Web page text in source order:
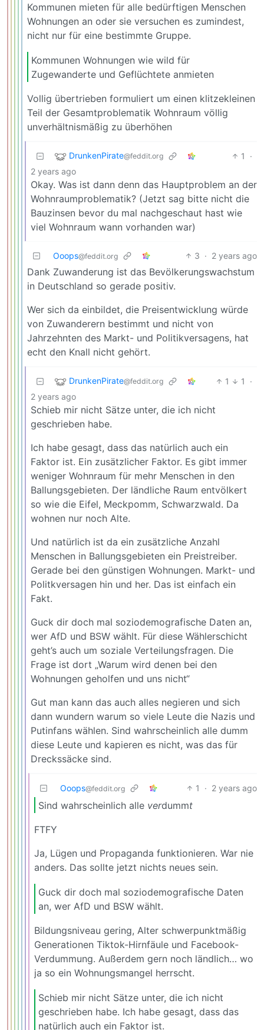
Kommunen mieten für alle bedürftigen Menschen
Wohnungen an oder sie versuchen es zumindest,
nicht nur für eine bestimmte Gruppe.
Kommunen Wohnungen wie wild für
Zugewanderte und Geflüchtete anmieten
Vollig übertrieben formuliert um einen klitzekleinen
Teil der Gesamtproblematik Wohnraum völlig
unverhältnismäßig zu überhöhen
DrunkenPirate@feddit.org 1
·
2 years ago
Okay. Was ist dann denn das Hauptproblem an der
Wohnraumproblematik? (Jetzt sag bitte nicht die
Bauzinsen bevor du mal nachgeschaut hast wie
viel Wohnraum wann vorhanden war)
Ooops@feddit.org 3 · 2 years ago
Dank Zuwanderung ist das Bevölkerungswachstum
in Deutschland so gerade positiv.
Wer sich da einbildet, die Preisentwicklung würde
von Zuwanderern bestimmt und nicht von
Jahrzehnten des Markt- und Politikversagens, hat
echt den Knall nicht gehört.
DrunkenPirate@feddit.org 1 1
·
2 years ago
Schieb mir nicht Sätze unter, die ich nicht
geschrieben habe.
Ich habe gesagt, dass das natürlich auch ein
Faktor ist. Ein zusätzlicher Faktor. Es gibt immer
weniger Wohnraum für mehr Menschen in den
Ballungsgebieten. Der ländliche Raum entvölkert
so wie die Eifel, Meckpomm, Schwarzwald. Da
wohnen nur noch Alte.
Und natürlich ist da ein zusätzliche Anzahl
Menschen in Ballungsgebieten ein Preistreiber.
Gerade bei den günstigen Wohnungen. Markt- und
Politkversagen hin und her. Das ist einfach ein
Fakt.
Guck dir doch mal soziodemografische Daten an,
wer AfD und BSW wählt. Für diese Wählerschicht
geht’s auch um soziale Verteilungsfragen. Die
Frage ist dort „Warum wird denen bei den
Wohnungen geholfen und uns nicht“
Gut man kann das auch alles negieren und sich
dann wundern warum so viele Leute die Nazis und
Putinfans wählen. Sind wahrscheinlich alle dumm
diese Leute und kapieren es nicht, was das für
Dreckssäcke sind.
Ooops@feddit.org 1 · 2 years ago
Sind wahrscheinlich alle verdummt
FTFY
Ja, Lügen und Propaganda funktionieren. War nie
anders. Das sollte jetzt nichts neues sein.
Guck dir doch mal soziodemografische Daten
an, wer AfD und BSW wählt.
Bildungsniveau gering, Alter schwerpunktmäßig
Generationen Tiktok-Hirnfäule und Facebook-
Verdummung. Außerdem gern noch ländlich… wo
ja so ein Wohnungsmangel herrscht.
Schieb mir nicht Sätze unter, die ich nicht
geschrieben habe. Ich habe gesagt, dass das
natürlich auch ein Faktor ist.